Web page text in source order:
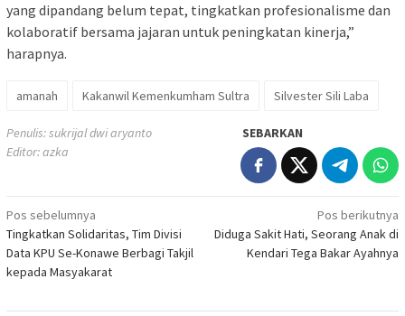
yang dipandang belum tepat, tingkatkan profesionalisme dan
kolaboratif bersama jajaran untuk peningkatan kinerja,”
harapnya.
amanah Kakanwil Kemenkumham Sultra Silvester Sili Laba
Penulis: sukrijal dwi aryanto
Editor: azka
SEBARKAN
Navigasi
pos
Pos sebelumnya
Tingkatkan Solidaritas, Tim Divisi
Data KPU Se-Konawe Berbagi Takjil
kepada Masyakarat
Pos berikutnya
Diduga Sakit Hati, Seorang Anak di
Kendari Tega Bakar Ayahnya